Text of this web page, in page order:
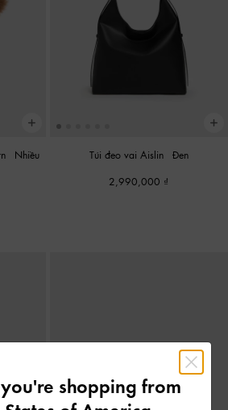
Nhiều
Túi đeo vai Aislin
Đen
2,990,000
shopping from